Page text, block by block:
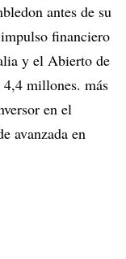
antes de su
financiero
y el Abierto de
millones. más
en el
avanzada en